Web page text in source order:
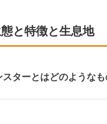
と特徴と生息地
ターとはどのような